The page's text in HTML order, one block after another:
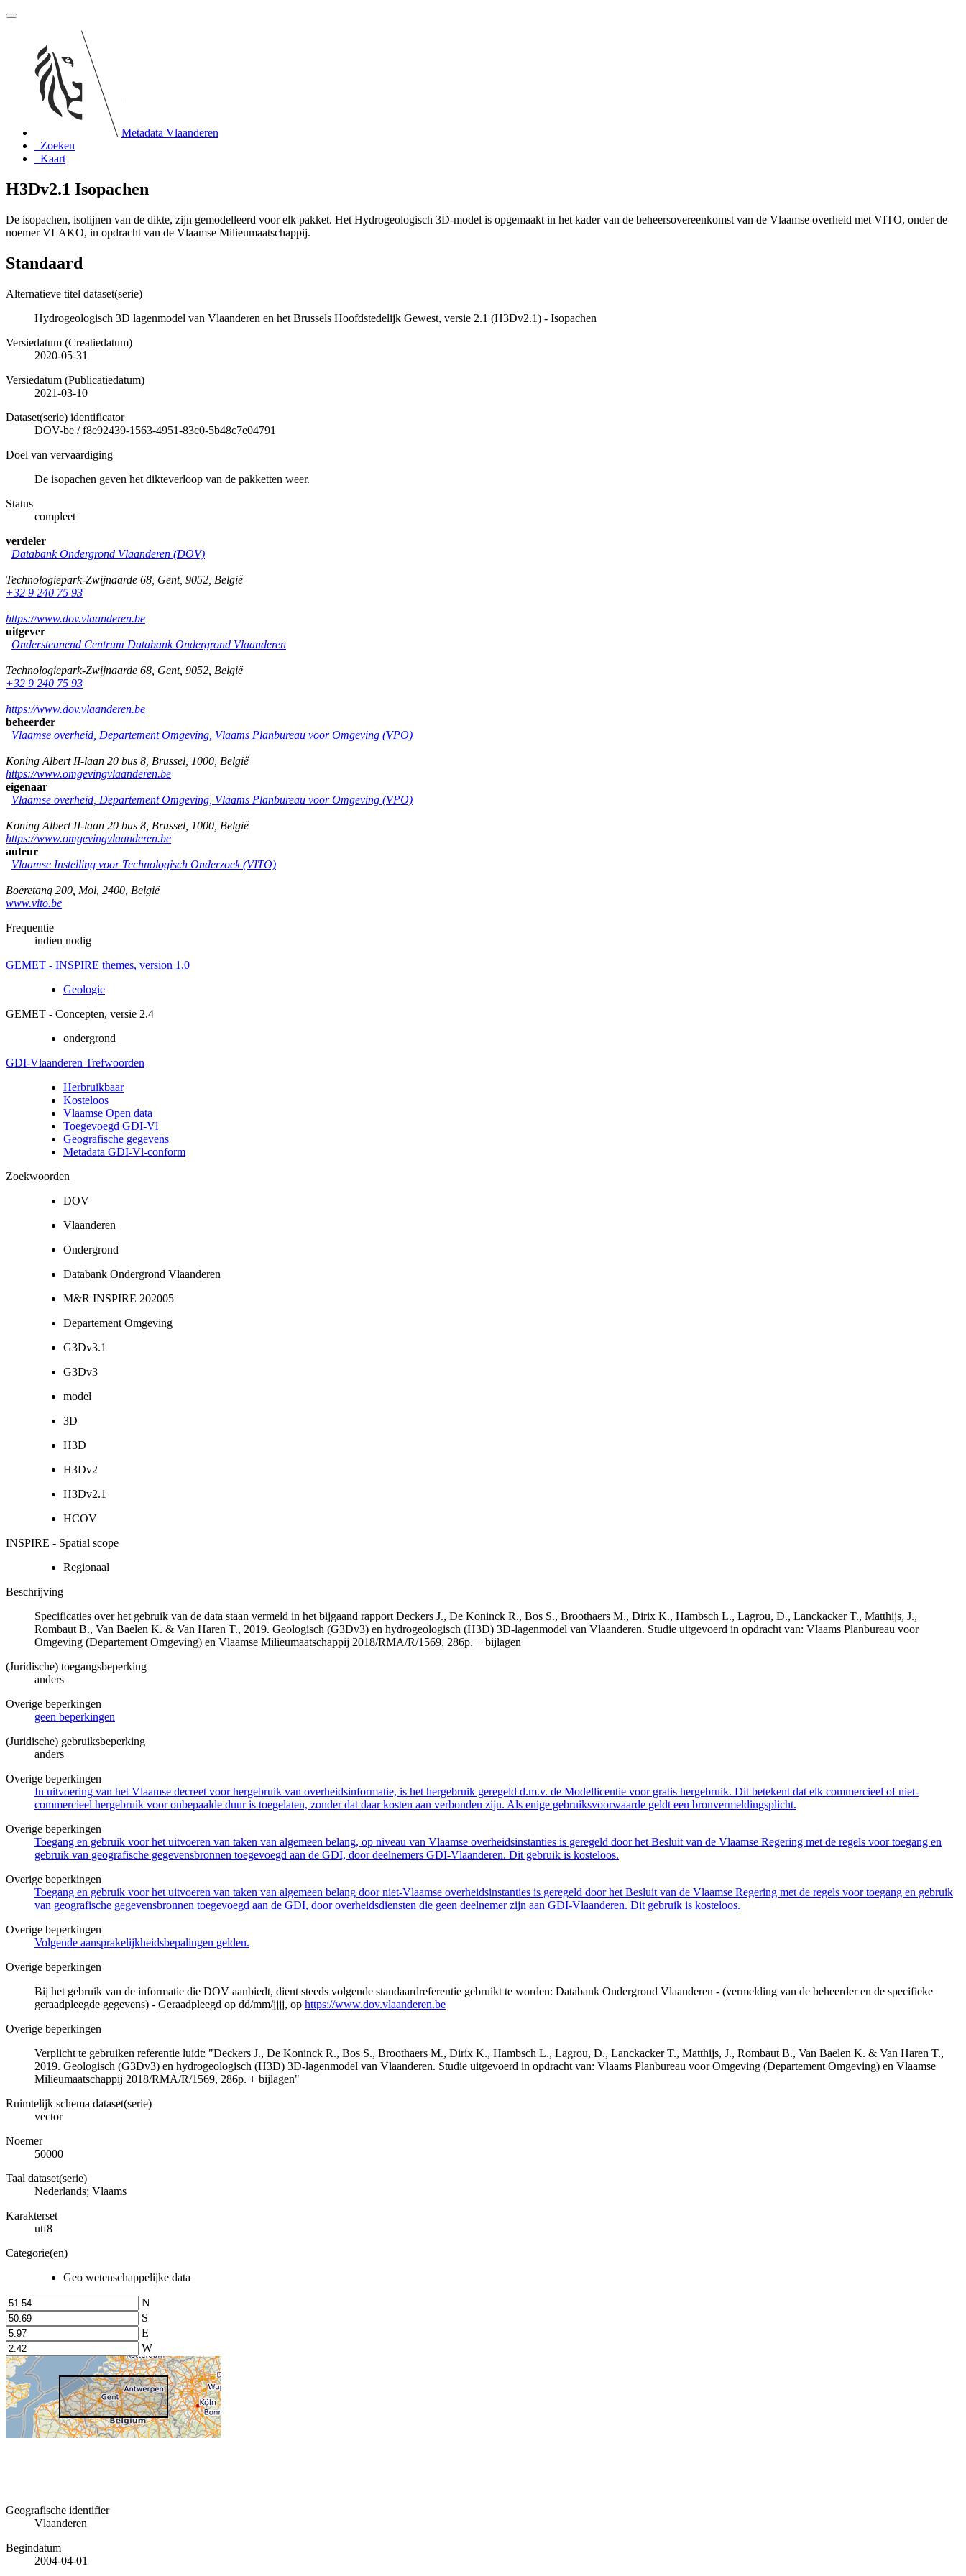
Metadata Vlaanderen
Zoeken
Kaart
H3Dv2.1 Isopachen
De isopachen, isolijnen van de dikte, zijn gemodelleerd voor elk pakket. Het Hydrogeologisch 3D-model is opgemaakt in het kader van de beheersovereenkomst van de Vlaamse overheid met VITO, onder de
noemer VLAKO, in opdracht van de Vlaamse Milieumaatschappij.
Standaard
Alternatieve titel dataset(serie)
Hydrogeologisch 3D lagenmodel van Vlaanderen en het Brussels Hoofdstedelijk Gewest, versie 2.1 (H3Dv2.1) - Isopachen
Versiedatum (Creatiedatum)
2020-05-31
Versiedatum (Publicatiedatum)
2021-03-10
Dataset(serie) identificator
DOV-be /f8e92439-1563-4951-83c0-5b48c7e04791
Doel van vervaardiging
De isopachen geven het dikteverloop van de pakketten weer.
Status
compleet
verdeler
Databank Ondergrond Vlaanderen (DOV)
Technologiepark-Zwijnaarde 68 Gent, 9052 België
+32 9 240 75 93
https://www.dov.vlaanderen.be
uitgever
Ondersteunend Centrum Databank Ondergrond Vlaanderen
Technologiepark-Zwijnaarde 68 Gent, 9052 België
+32 9 240 75 93
https://www.dov.vlaanderen.be
beheerder
Vlaamse overheid, Departement Omgeving, Vlaams Planbureau voor Omgeving (VPO)
Koning Albert II-laan 20 bus 8 Brussel 1000 België
https://www.omgevingvlaanderen.be
eigenaar
Vlaamse overheid, Departement Omgeving, Vlaams Planbureau voor Omgeving (VPO)
Koning Albert II-laan 20 bus 8 Brussel 1000 België
https://www.omgevingvlaanderen.be
auteur
Vlaamse Instelling voor Technologisch Onderzoek (VITO)
Boeretang 200 Mol 2400 België
www.vito.be
Frequentie
indien nodig
GEMET - INSPIRE themes, version 1.0
Geologie
GEMET - Concepten, versie 2.4
ondergrond
GDI-Vlaanderen Trefwoorden
Herbruikbaar
Kosteloos
Vlaamse Open data
Toegevoegd GDI-Vl
Geografische gegevens
Metadata GDI-Vl-conform
Zoekwoorden
DOV
Vlaanderen
Ondergrond
Databank Ondergrond Vlaanderen
M&R INSPIRE 202005
Departement Omgeving
G3Dv3.1
G3Dv3
model
3D
H3D
H3Dv2
H3Dv2.1
HCOV
INSPIRE - Spatial scope
Regionaal
Beschrijving
Specificaties over het gebruik van de data staan vermeld in het bijgaand rapport Deckers J., De Koninck R., Bos S., Broothaers M., Dirix K., Hambsch L., Lagrou, D., Lanckacker T., Matthijs, J.,
Rombaut B., Van Baelen K. & Van Haren T., 2019. Geologisch (G3Dv3) en hydrogeologisch (H3D) 3D-lagenmodel van Vlaanderen. Studie uitgevoerd in opdracht van: Vlaams Planbureau voor
Omgeving (Departement Omgeving) en Vlaamse Milieumaatschappij 2018/RMA/R/1569, 286p. + bijlagen
(Juridische) toegangsbeperking
anders
Overige beperkingen
geen beperkingen
(Juridische) gebruiksbeperking
anders
Overige beperkingen
In uitvoering van het Vlaamse decreet voor hergebruik van overheidsinformatie, is het hergebruik geregeld d.m.v. de Modellicentie voor gratis hergebruik. Dit betekent dat elk commercieel of niet-
commercieel hergebruik voor onbepaalde duur is toegelaten, zonder dat daar kosten aan verbonden zijn. Als enige gebruiksvoorwaarde geldt een bronvermeldingsplicht.
Overige beperkingen
Toegang en gebruik voor het uitvoeren van taken van algemeen belang, op niveau van Vlaamse overheidsinstanties is geregeld door het Besluit van de Vlaamse Regering met de regels voor toegang en
gebruik van geografische gegevensbronnen toegevoegd aan de GDI, door deelnemers GDI-Vlaanderen. Dit gebruik is kosteloos.
Overige beperkingen
Toegang en gebruik voor het uitvoeren van taken van algemeen belang door niet-Vlaamse overheidsinstanties is geregeld door het Besluit van de Vlaamse Regering met de regels voor toegang en gebruik
van geografische gegevensbronnen toegevoegd aan de GDI, door overheidsdiensten die geen deelnemer zijn aan GDI-Vlaanderen. Dit gebruik is kosteloos.
Overige beperkingen
Volgende aansprakelijkheidsbepalingen gelden.
Overige beperkingen
Bij het gebruik van de informatie die DOV aanbiedt, dient steeds volgende standaardreferentie gebruikt te worden: Databank Ondergrond Vlaanderen - (vermelding van de beheerder en de specifieke
geraadpleegde gegevens) - Geraadpleegd op dd/mm/jjjj, op https://www.dov.vlaanderen.be
Overige beperkingen
Verplicht te gebruiken referentie luidt: "Deckers J., De Koninck R., Bos S., Broothaers M., Dirix K., Hambsch L., Lagrou, D., Lanckacker T., Matthijs, J., Rombaut B., Van Baelen K. & Van Haren T.,
2019. Geologisch (G3Dv3) en hydrogeologisch (H3D) 3D-lagenmodel van Vlaanderen. Studie uitgevoerd in opdracht van: Vlaams Planbureau voor Omgeving (Departement Omgeving) en Vlaamse
Milieumaatschappij 2018/RMA/R/1569, 286p. + bijlagen"
Ruimtelijk schema dataset(serie)
vector
Noemer
50000
Taal dataset(serie)
Nederlands; Vlaams
Karakterset
utf8
Categorie(en)
Geo wetenschappelijke data
N
S
E
W
Geografische identifier
Vlaanderen
Begindatum
2004-04-01